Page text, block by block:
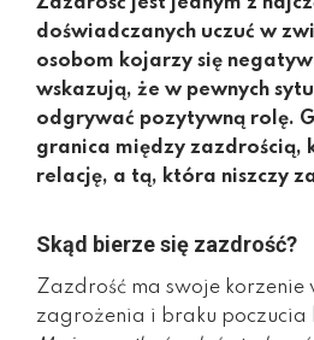
doświadczanych uczuć w
osobom kojarzy się
wskazują, że w pewnych
odgrywać pozytywną rolę.
granica między zazdrością,
relację, a tą, która niszczy
Skąd bierze się zazdrość?
Zazdrość ma swoje korzenie
zagrożenia i braku poczucia